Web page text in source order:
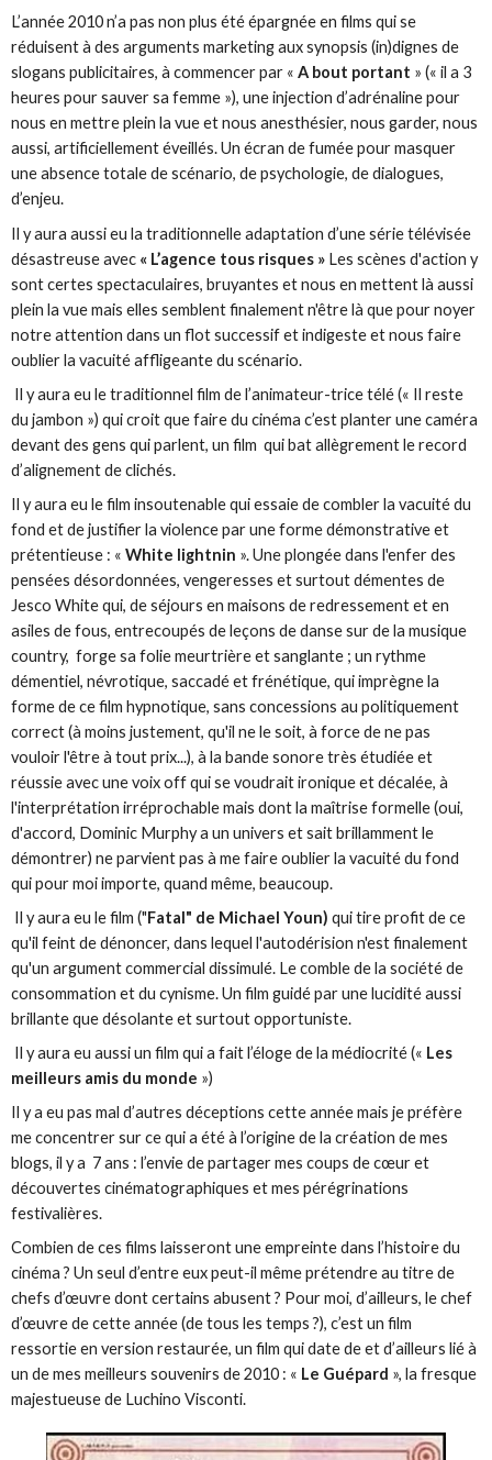
L’année 2010 n’a pas non plus été épargnée en films qui se
réduisent à des arguments marketing aux synopsis (in)dignes de
slogans publicitaires, à commencer par «A bout portant » (« il a 3
heures pour sauver sa femme »), une injection d’adrénaline pour
nous en mettre plein la vue et nous anesthésier, nous garder, nous
aussi, artificiellement éveillés. Un écran de fumée pour masquer
une absence totale de scénario, de psychologie, de dialogues,
d’enjeu.
Il y aura aussi eu la traditionnelle adaptation d’une série télévisée
désastreuse avec « L’agence tous risques » Les scènes d'action y
sont certes spectaculaires, bruyantes et nous en mettent là aussi
plein la vue mais elles semblent finalement n'être là que pour noyer
notre attention dans un flot successif et indigeste et nous faire
oublier la vacuité affligeante du scénario.
Il y aura eu le traditionnel film de l’animateur-trice télé (« Il reste
du jambon ») qui croit que faire du cinéma c’est planter une caméra
devant des gens qui parlent, un film qui bat allègrement le record
d’alignement de clichés.
Il y aura eu le film insoutenable qui essaie de combler la vacuité du
fond et de justifier la violence par une forme démonstrative et
prétentieuse : «White lightnin ». Une plongée dans l'enfer des
pensées désordonnées, vengeresses et surtout démentes de
Jesco White qui, de séjours en maisons de redressement et en
asiles de fous, entrecoupés de leçons de danse sur de la musique
country, forge sa folie meurtrière et sanglante ; un rythme
démentiel, névrotique, saccadé et frénétique, qui imprègne la
forme de ce film hypnotique, sans concessions au politiquement
correct (à moins justement, qu'il ne le soit, à force de ne pas
vouloir l'être à tout prix...), à la bande sonore très étudiée et
réussie avec une voix off qui se voudrait ironique et décalée, à
l'interprétation irréprochable mais dont la maîtrise formelle (oui,
d'accord, Dominic Murphy a un univers et sait brillamment le
démontrer) ne parvient pas à me faire oublier la vacuité du fond
qui pour moi importe, quand même, beaucoup.
Il y aura eu le film ("Fatal" de Michael Youn)qui tire profit de ce
qu'il feint de dénoncer, dans lequel l'autodérision n'est finalement
qu'un argument commercial dissimulé. Le comble de la société de
consommation et du cynisme. Un film guidé par une lucidité aussi
brillante que désolante et surtout opportuniste.
Il y aura eu aussi un film qui a fait l’éloge de la médiocrité (« Les
meilleurs amis du monde »)
Il y a eu pas mal d’autres déceptions cette année mais je préfère
me concentrer sur ce qui a été à l’origine de la création de mes
blogs, il y a 7 ans : l’envie de partager mes coups de cœur et
découvertes cinématographiques et mes pérégrinations
festivalières.
Combien de ces films laisseront une empreinte dans l’histoire du
cinéma ? Un seul d’entre eux peut-il même prétendre au titre de
chefs d’œuvre dont certains abusent ? Pour moi, d’ailleurs, le chef
d’œuvre de cette année (de tous les temps ?), c’est un film
ressortie en version restaurée, un film qui date de et d’ailleurs lié à
un de mes meilleurs souvenirs de 2010 : « Le Guépard », la fresque
majestueuse de Luchino Visconti.